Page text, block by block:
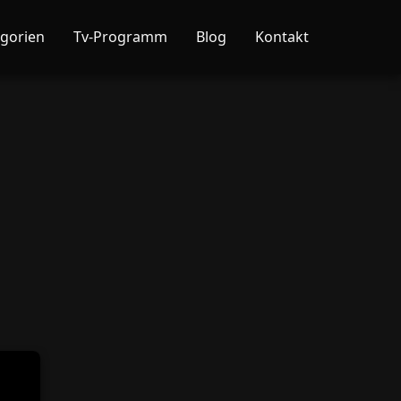
Tv-Programm Blog Kontakt